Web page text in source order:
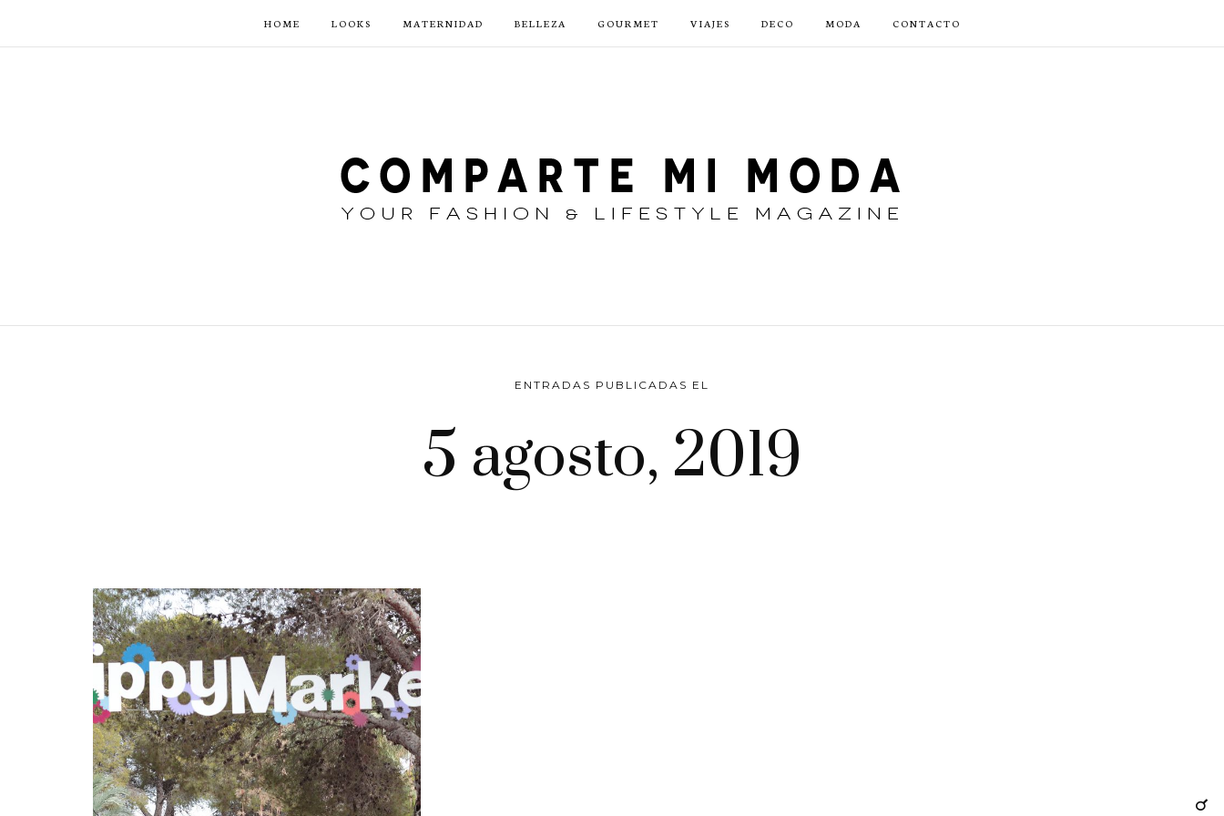
HOME LOOKS MATERNIDAD BELLEZA GOURMET VIAJES DECO MODA CONTACTO
ENTRADAS PUBLICADAS EL
5 agosto, 2019